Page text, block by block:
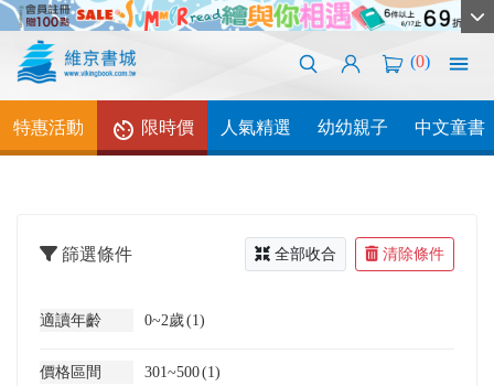
(0)
特惠活動 限時價 人氣精選 幼幼親子 中文童書
篩選條件 全部收合 清除條件
適讀年齡 0~2歲(1)
價格區間 301~500(1)